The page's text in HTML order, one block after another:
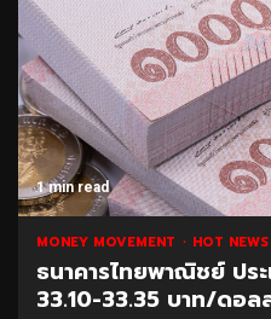
1 min read
MONEY MOVEMENT HOT NEWS
ธนาคารไทยพาณิชย์ ปร
33.10-33.35 บาท/ดอล